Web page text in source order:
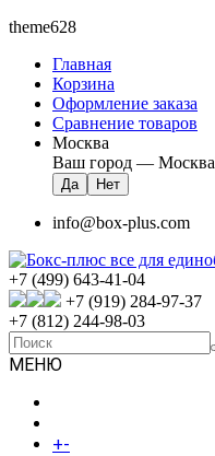
theme628
Главная
Корзина
Оформление заказа
Сравнение товаров
Москва
Ваш город — Москва
info@box-plus.com
+7 (499) 643-41-04
+7 (919) 284-97-37
+7 (812) 244-98-03
МЕНЮ
+-